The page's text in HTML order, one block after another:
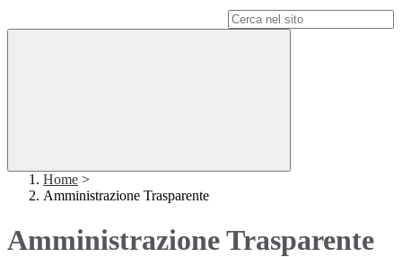
Home >
Amministrazione Trasparente
Amministrazione Trasparente